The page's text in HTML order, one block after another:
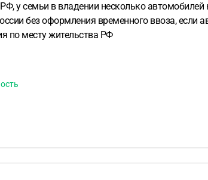
семьи в владении несколько автомобилей
без оформления временного ввоза,
по месту жительства РФ